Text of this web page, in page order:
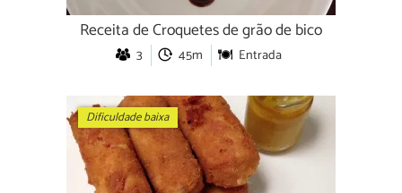
Receita de Croquetes de grão de bico
3 45m Entrada
Dificuldade baixa